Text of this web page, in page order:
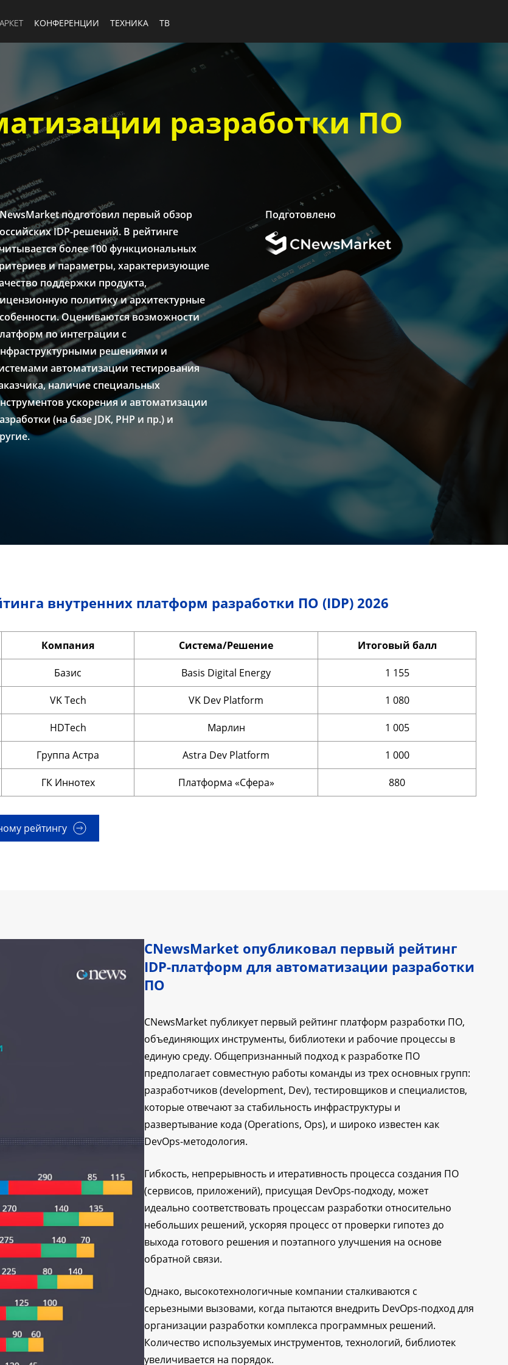
КОНФЕРЕНЦИИ ТЕХНИКА ТВ
разработки ПО
подготовил первый обзор
IDP-решений. В рейтинге
более 100 функциональных
и параметры, характеризующие
поддержки продукта,
политику и архитектурные
Оцениваются возможности
по интеграции с
решениями и
автоматизации тестирования
наличие специальных
ускорения и автоматизации
(на базе JDK, PHP и пр.) и
Подготовлено
внутренних платформ разработки ПО (IDP) 2026
Компания Система/Решение Итоговый балл
Базис Basis Digital Energy 1 155
VK Tech VK Dev Platform 1 080
HDTech Марлин 1 005
Группа Астра Astra Dev Platform 1 000
ГК Иннотех Платформа «Сфера» 880
рейтингу
CNewsMarket опубликовал первый рейтинг
IDP-платформ для автоматизации разработки
ПО
CNewsMarket публикует первый рейтинг платформ разработки ПО,
объединяющих инструменты, библиотеки и рабочие процессы в
единую среду. Общепризнанный подход к разработке ПО
предполагает совместную работы команды из трех основных групп:
разработчиков (development, Dev), тестировщиков и специалистов,
которые отвечают за стабильность инфраструктуры и
развертывание кода (Operations, Ops), и широко известен как
DevOps-методология.
Гибкость, непрерывность и итеративность процесса создания ПО
(сервисов, приложений), присущая DevOps-подходу, может
идеально соответствовать процессам разработки относительно
небольших решений, ускоряя процесс от проверки гипотез до
выхода готового решения и поэтапного улучшения на основе
обратной связи.
Однако, высокотехнологичные компании сталкиваются с
серьезными вызовами, когда пытаются внедрить DevOps-подход для
организации разработки комплекса программных решений.
Количество используемых инструментов, технологий, библиотек
увеличивается на порядок.